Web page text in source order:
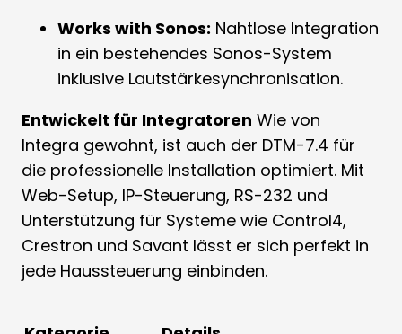
Works with Sonos: Nahtlose Integration
in ein bestehendes Sonos-System
inklusive Lautstärkesynchronisation.
Entwickelt für Integratoren Wie von
Integra gewohnt, ist auch der DTM-7.4 für
die professionelle Installation optimiert. Mit
Web-Setup, IP-Steuerung, RS-232 und
Unterstützung für Systeme wie Control4,
Crestron und Savant lässt er sich perfekt in
jede Haussteuerung einbinden.